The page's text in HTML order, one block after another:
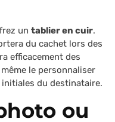
un tablier en cuir.
du cachet lors des
efficacement des
le personnaliser
du destinataire.
ou